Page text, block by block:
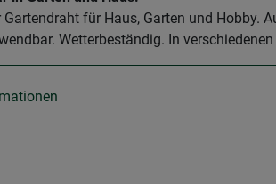
Gartendraht für Haus, Garten und Hobby.
Wetterbeständig. In